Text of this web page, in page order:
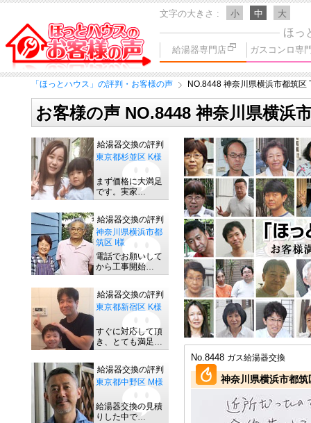
文字の大きさ 小 中 大
ほっ
給湯器専門店 ガスコンロ専
「ほっとハウス」の評判・お客様の声 NO.8448 神奈川県横浜市都筑区
お客様の声 NO.8448 神奈川県横浜
No.8448 ガス給湯器交換
神奈川県横浜市都筑
給湯器交換の評判
東京都杉並区 K様
まず価格に大満足
です。実家…
給湯器交換の評判
神奈川県横浜市都
筑区 I様
電話でお願いして
から工事開始…
給湯器交換の評判
東京都新宿区 K様
すぐに対応して頂
き、とても満足…
給湯器交換の評判
東京都中野区 M様
給湯器交換の見積
りした中で…